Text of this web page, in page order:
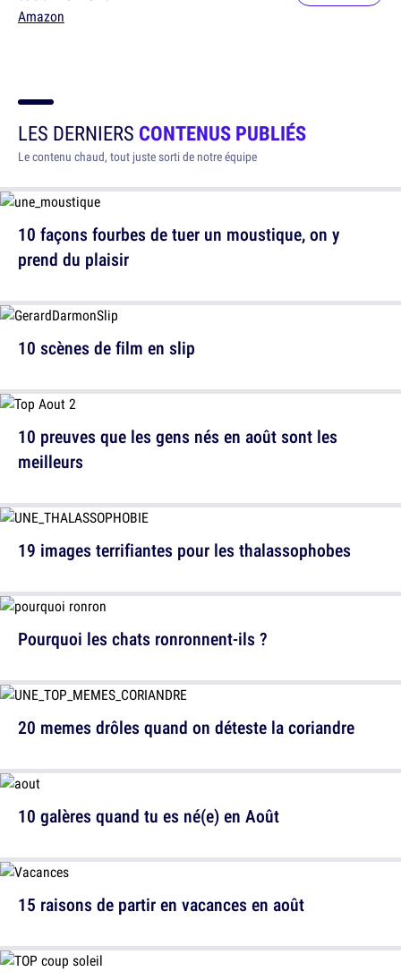
Amazon
LES DERNIERS CONTENUS PUBLIÉS
Le contenu chaud, tout juste sorti de notre équipe
10 façons fourbes de tuer un moustique, on y
prend du plaisir
10 preuves que les gens nés en août sont les
meilleurs
Pourquoi les chats ronronnent-ils ?
10 galères quand tu es né(e) en Août
10 scènes de film en slip
19 images terrifiantes pour les thalassophobes
20 memes drôles quand on déteste la coriandre
15 raisons de partir en vacances en août